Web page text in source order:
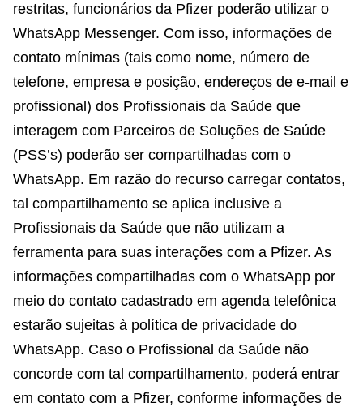
restritas, funcionários da Pfizer poderão utilizar o
WhatsApp Messenger. Com isso, informações de
contato mínimas (tais como nome, número de
telefone, empresa e posição, endereços de e-mail e
profissional) dos Profissionais da Saúde que
interagem com Parceiros de Soluções de Saúde
(PSS’s) poderão ser compartilhadas com o
WhatsApp. Em razão do recurso carregar contatos,
tal compartilhamento se aplica inclusive a
Profissionais da Saúde que não utilizam a
ferramenta para suas interações com a Pfizer. As
informações compartilhadas com o WhatsApp por
meio do contato cadastrado em agenda telefônica
estarão sujeitas à política de privacidade do
WhatsApp. Caso o Profissional da Saúde não
concorde com tal compartilhamento, poderá entrar
em contato com a Pfizer, conforme informações de